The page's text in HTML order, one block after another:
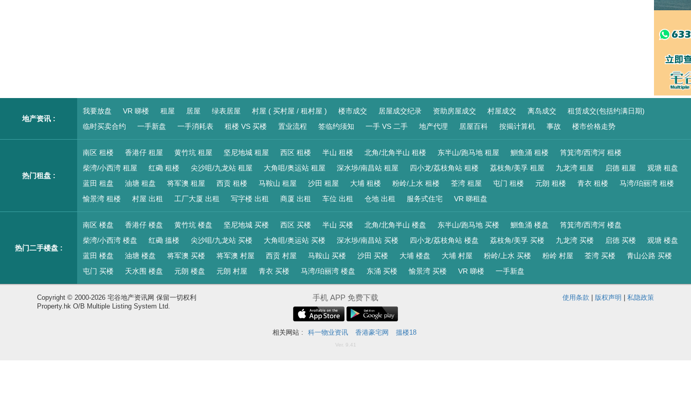
地产资讯 :
我要放盘 VR 睇楼 租屋 居屋 绿表居屋 村屋 ( 买村屋 / 租村屋 ) 楼市成交 居屋成交纪录 资助房屋成交 村屋成交 离岛成交
租赁成交(包括约满日期)
临时买卖合约
一手新盘 一手消耗表 租楼 VS 买楼 置业流程 签临约须知 一手 VS 二手 地产代理 居屋百科 按揭计算机 事故 楼市价格走势
热门租盘 :
南区 租楼 香港仔 租屋 黄竹坑 租屋 坚尼地城 租屋 西区 租楼 半山 租楼 北角/北角半山 租楼 东半山/跑马地 租屋 鰂鱼涌 租楼
筲箕湾/西湾河 租楼
柴湾/小西湾 租屋
红磡 租楼 尖沙咀/九龙站 租屋 大角咀/奥运站 租屋 深水埗/南昌站 租屋 四小龙/荔枝角站 租楼 荔枝角/美孚 租屋 九龙湾 租屋 启德 租屋
观塘 租盘
蓝田 租盘
油塘 租盘 将军澳 租屋 西贡 租楼 马鞍山 租屋 沙田 租屋 大埔 租楼 粉岭/上水 租楼 荃湾 租屋 屯门 租楼 元朗 租楼 青衣 租楼
马湾/珀丽湾 租楼
愉景湾 租楼
村屋 出租 工厂大厦 出租 写字楼 出租 商厦 出租 车位 出租 仓地 出租 服务式住宅 VR 睇租盘
热门二手楼盘 :
南区 楼盘 香港仔 楼盘 黄竹坑 楼盘 坚尼地城 买楼 西区 买楼 半山 买楼 北角/北角半山 楼盘 东半山/跑马地 买楼 鰂鱼涌 楼盘
筲箕湾/西湾河 楼盘
柴湾/小西湾 楼盘
红磡 搵楼 尖沙咀/九龙站 买楼 大角咀/奥运站 买楼 深水埗/南昌站 买楼 四小龙/荔枝角站 楼盘 荔枝角/美孚 买楼 九龙湾 买楼 启德 买楼
观塘 楼盘
蓝田 楼盘
油塘 楼盘 将军澳 买楼 将军澳 村屋 西贡 村屋 马鞍山 买楼 沙田 买楼 大埔 楼盘 大埔 村屋 粉岭/上水 买楼 粉岭 村屋 荃湾 买楼
青山公路 买楼
屯门 买楼
天水围 楼盘 元朗 楼盘 元朗 村屋 青衣 买楼 马湾/珀丽湾 楼盘 东涌 买楼 愉景湾 买楼 VR 睇楼 一手新盘
Copyright © 2000-2026 宅谷地产资讯网 保留一切权利
Property.hk O/B Multiple Listing System Ltd.
手机 APP 免费下载 使用条款 | 版权声明 | 私隐政策
相关网站 : 科一物业资讯 香港豪宅网 搵楼18
Ver. 9.41